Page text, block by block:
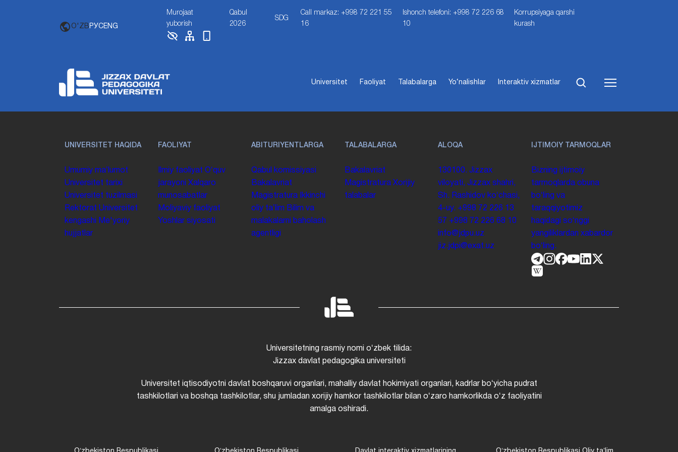
O'ZB РУСENG
Murojaat
yuborish
Qabul
2026
SDG
Call markaz: +998 72 221 55
16
Ishonch telefoni: +998 72 226 68
10
Korrupsiyaga qarshi
kurash
Universitet Faoliyat Talabalarga Yo‘nalishlar Interaktiv xizmatlar
UNIVERSITET HAQIDA
Umumiy maʼlumot
Universitet tarixi
Universitet tuzilmasi
Rektorat Universitet
kengashi
Me'yoriy
hujjatlar
FAOLIYAT
Ilmiy faoliyat Oʻquv
jarayoni Xalqaro
munosabatlar
Moliyaviy faoliyat
Yoshlar siyosati
ABITURIYENTLARGA
Qabul komissiyasi
Bakalavriat
Magistratura
Ikkinchi
oliy taʼlim Bilim va
malakalarni baholash
agentligi
TALABALARGA
Bakalavriat
Magistratura Xorijiy
talabalar
ALOQA
130100. Jizzax
viloyati, Jizzax shahri,
Sh. Rashidov koʻchasi,
4-uy. +998 72 226 13
57 +998 72 226 68 10
info@jdpu.uz
jiz.jdpi@exat.uz
IJTIMOIY TARMOQLAR
Bizning ijtimoiy
tarmoqlarda obuna
boʻling va
taraqqiyotimiz
haqidagi soʻnggi
yangiliklardan xabardor
boʻling.
Universitetning rasmiy nomi oʻzbek tilida:
Jizzax davlat pedagogika universiteti
Universitet iqtisodiyotni davlat boshqaruvi organlari, mahalliy davlat hokimiyati organlari, kadrlar boʻyicha pudrat
tashkilotlari va boshqa tashkilotlar, shu jumladan xorijiy hamkor tashkilotlar bilan oʻzaro hamkorlikda oʻz faoliyatini
amalga oshiradi.